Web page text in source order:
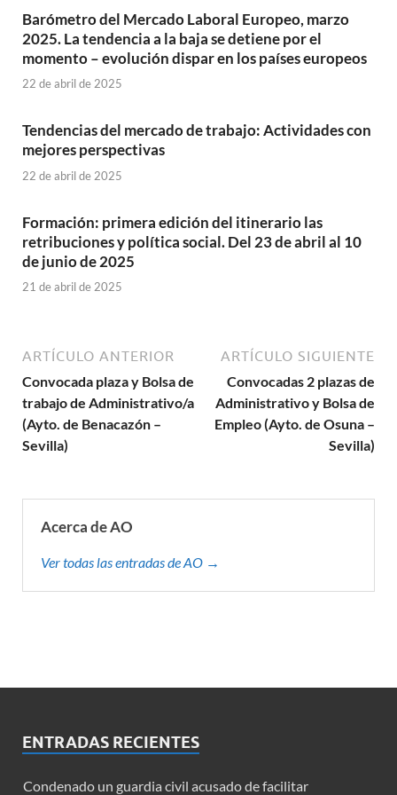
Barómetro del Mercado Laboral Europeo, marzo
2025. La tendencia a la baja se detiene por el
momento – evolución dispar en los países europeos
22 de abril de 2025
Tendencias del mercado de trabajo: Actividades con
mejores perspectivas
22 de abril de 2025
Formación: primera edición del itinerario las
retribuciones y política social. Del 23 de abril al 10
de junio de 2025
21 de abril de 2025
ARTÍCULO ANTERIOR
Convocada plaza y Bolsa de
trabajo de Administrativo/a
(Ayto. de Benacazón –
Sevilla)
ARTÍCULO SIGUIENTE
Convocadas 2 plazas de
Administrativo y Bolsa de
Empleo (Ayto. de Osuna –
Sevilla)
Acerca de AO
Ver todas las entradas de AO →
ENTRADAS RECIENTES
Condenado un guardia civil acusado de facilitar